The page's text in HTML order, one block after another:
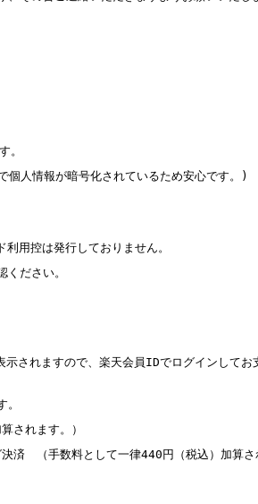
。
人情報が暗号化されているため安心です。)
控は発行しておりません。
ださい。
されますので、楽天会員IDでログインしてお
されます。）
済 （手数料として一律440円（税込）加算さ